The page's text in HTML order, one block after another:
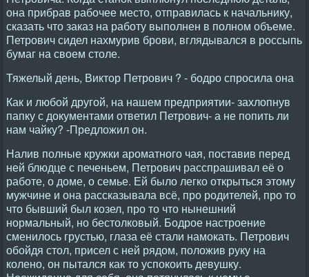
она прибрав рабочее место, отправилась к начальнику,
сказать что заказ на работу выполнен в полном объеме.
Петрович сидел нахмурив брови, вглядывался в россыпь
бумаг на своем столе.
Тяжелый день, Виктор Петрович ? - бодро спросила она
Как и любой другой, на нашем предприятии- захлопнув
папку с документами ответил Петрович- а не попить ли
нам чайку? -Предложил он.
Налив полные кружки ароматного чая, поставив перед
ней блюдце с печеньем, Петрович расспрашивал её о
работе, о доме, о семье. Ей было легко открыться этому
мужчине и она рассказывала всё, про родителей, про то
что бывший был козел, про то что нынешний
нормальный, но бестолковый. Бодрое настроение
сменилось грустью, глаза её стали намокать. Петрович
обойдя стол, присел с ней рядом, положив руку на
колено, он пытался как то успокоить девушку.